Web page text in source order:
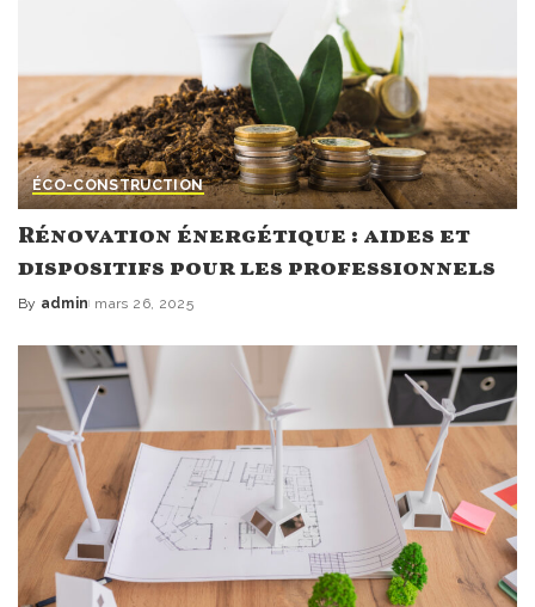
ÉCO-CONSTRUCTION
Rénovation énergétique : aides et
dispositifs pour les professionnels
Posted
By admin mars 26, 2025